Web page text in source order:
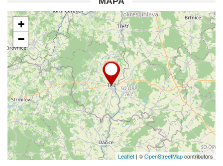
+
−
Leaflet | ©OpenStreetMapcontributors